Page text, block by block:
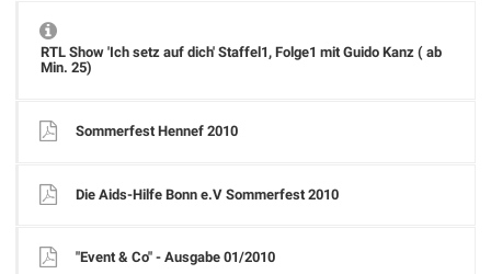
RTL Show 'Ich setz auf dich' Staffel1, Folge1 mit Guido Kanz ( ab
Min. 25)
Sommerfest Hennef 2010
Die Aids-Hilfe Bonn e.V Sommerfest 2010
"Event & Co" - Ausgabe 01/2010